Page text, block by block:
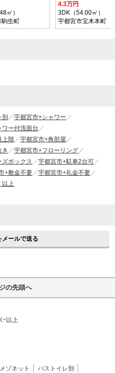
㎡）
駒生町
4.3万円
3DK（54.00㎡）
宇都宮市宝木本町
宇都宮市+シャワー
ー付洗面台
上階
宇都宮市+角部屋
き
宇都宮市+フローリング
ズボックス
宇都宮市+駐車2台可
+敷金不要
宇都宮市+礼金不要
以上
メールで送る
の先頭へ
以上
メゾネット
バストイレ別